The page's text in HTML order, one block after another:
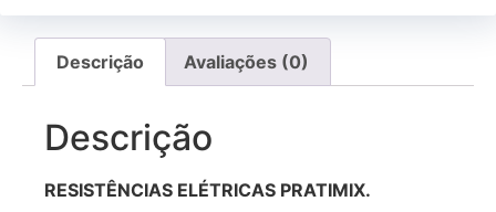
Descrição Avaliações (0)
Descrição
RESISTÊNCIAS ELÉTRICAS PRATIMIX.